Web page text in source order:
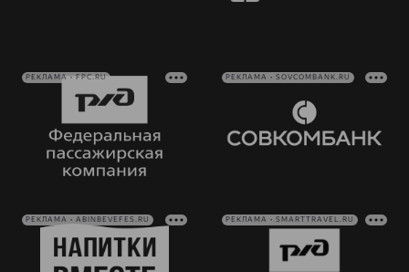
РЕКЛАМА • FPC.RU РЕКЛАМА • SOVCOMBANK.RU
РЕКЛАМА • ABINBEVEFES.RU РЕКЛАМА • SMARTTRAVEL.RU